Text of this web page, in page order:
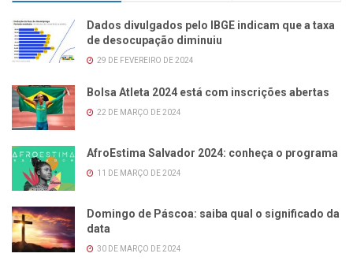
Dados divulgados pelo IBGE indicam que a taxa
de desocupação diminuiu
29 DE FEVEREIRO DE 2024
Bolsa Atleta 2024 está com inscrições abertas
22 DE MARÇO DE 2024
AfroEstima Salvador 2024: conheça o programa
11 DE MARÇO DE 2024
Domingo de Páscoa: saiba qual o significado da
data
30 DE MARÇO DE 2024